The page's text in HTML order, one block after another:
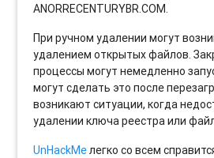
ANORRECENTURYBR.COM.
При ручном удалении могут
удалением открытых файлов.
процессы могут немедленно
могут сделать это после
возникают ситуации, когда
удалении ключа реестра или
UnHackMeлегко со всем